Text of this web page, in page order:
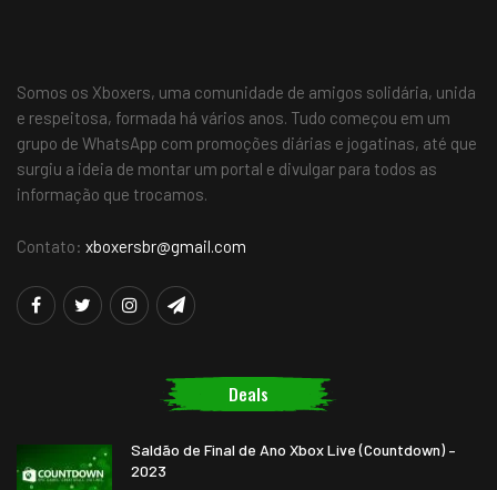
Somos os Xboxers, uma comunidade de amigos solidária, unida
e respeitosa, formada há vários anos. Tudo começou em um
grupo de WhatsApp com promoções diárias e jogatinas, até que
surgiu a ideia de montar um portal e divulgar para todos as
informação que trocamos.
Contato: xboxersbr@gmail.com
Deals
Saldão de Final de Ano Xbox Live (Countdown) –
2023